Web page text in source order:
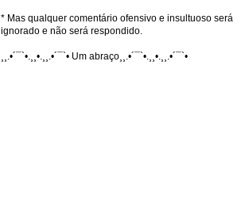
* Mas qualquer comentário ofensivo e insultuoso será
ignorado e não será respondido.
¸¸.•´¯`•.¸¸•.¸¸.•´¯`• Um abraço¸¸.•´¯`•.¸¸•.¸¸.•´¯`•